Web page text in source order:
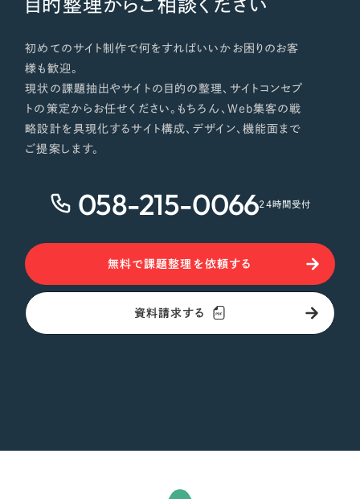
目的整理からご相談ください
初めてのサイト制作で何をすればいいかお困りのお客
様も歓迎。
現状の課題抽出やサイトの目的の整理、サイトコンセプ
トの策定からお任せください。もちろん、Web集客の戦
略設計を具現化するサイト構成、デザイン、機能面まで
ご提案します。
058-215-006624時間受付
無料で課題整理を依頼する
資料請求する